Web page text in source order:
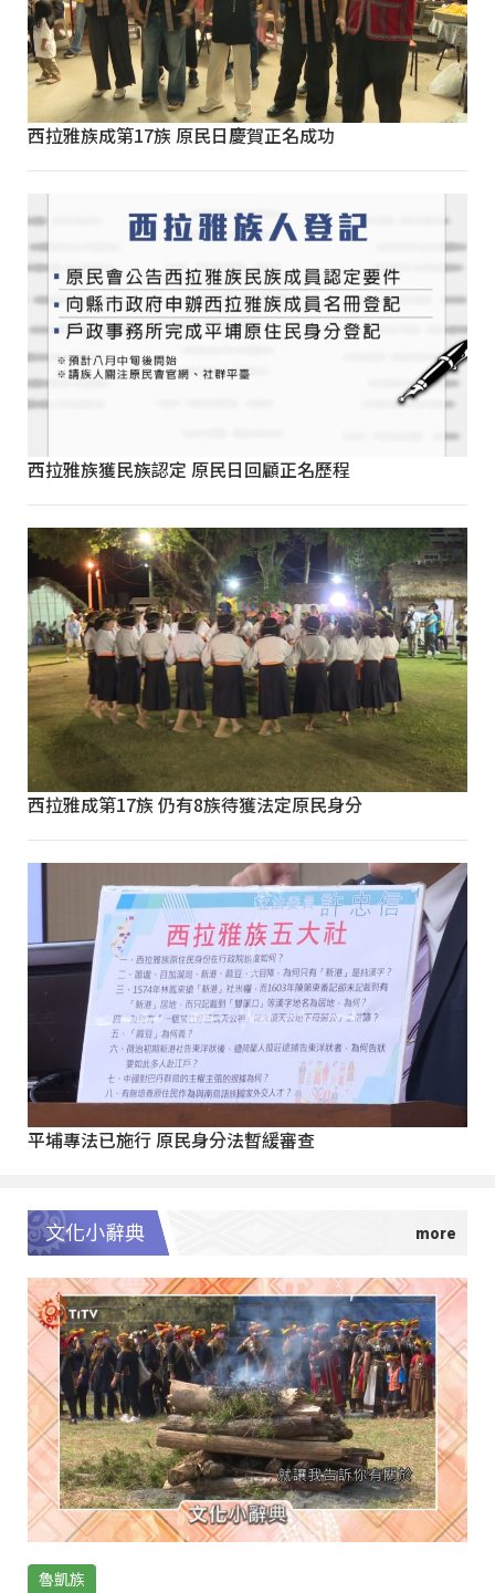
西拉雅族成第17族 原民日慶賀正名成功
西拉雅族獲民族認定 原民日回顧正名歷程
西拉雅成第17族 仍有8族待獲法定原民身分
平埔專法已施行 原民身分法暫緩審查
文化小辭典
魯凱族